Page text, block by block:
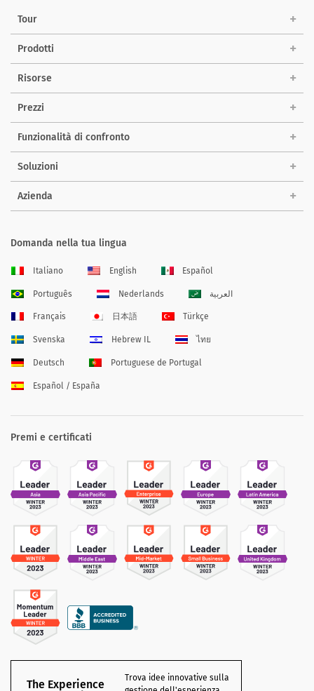
Tour
Prodotti
Risorse
Prezzi
Funzionalità di confronto
Soluzioni
Azienda
Domanda nella tua lingua
Italiano English Español
Português Nederlands العربية
Français 日本語 Türkçe
Svenska Hebrew IL ไทย
Deutsch Portuguese de Portugal
Español / España
Premi e certificati
The Experience
Trova idee innovative sulla